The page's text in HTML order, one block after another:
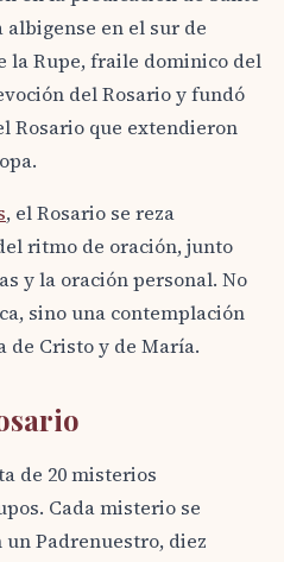
en el sur de
la Rupe, fraile dominico del
del Rosario y fundó
Rosario que extendieron
, el Rosario se reza
ritmo de oración, junto
y la oración personal. No
sino una contemplación
de Cristo y de María.
de 20 misterios
Cada misterio se
Padrenuestro, diez